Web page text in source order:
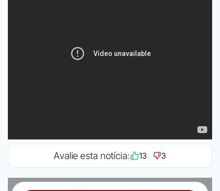
Avalie esta notícia: 13 3